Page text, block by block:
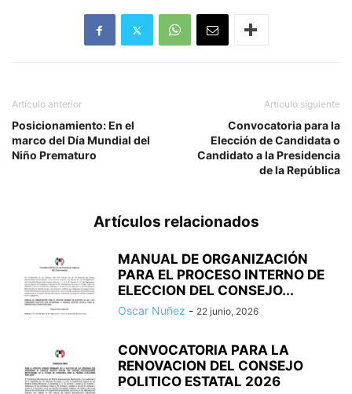
Artículo anterior
Posicionamiento: En el
marco del Día Mundial del
Niño Prematuro
Artículo siguiente
Convocatoria para la
Elección de Candidata o
Candidato a la Presidencia
de la República
Artículos relacionados
MANUAL DE ORGANIZACIÓN
PARA EL PROCESO INTERNO DE
ELECCION DEL CONSEJO...
Oscar Nuñez - 22 junio, 2026
CONVOCATORIA PARA LA
RENOVACION DEL CONSEJO
POLITICO ESTATAL 2026